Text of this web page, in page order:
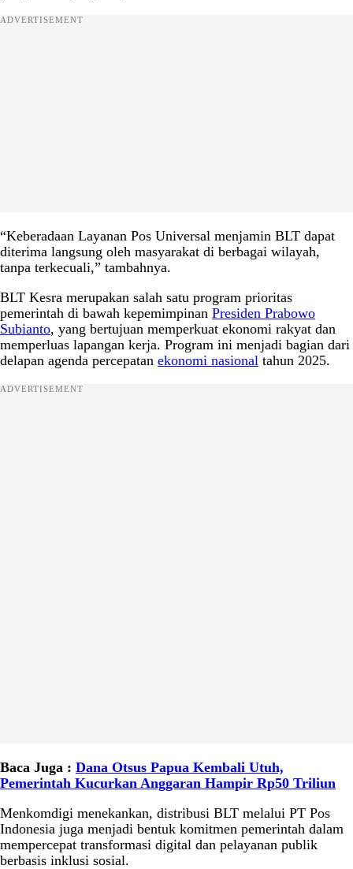
ADVERTISEMENT
“Keberadaan Layanan Pos Universal menjamin BLT dapat
diterima langsung oleh masyarakat di berbagai wilayah,
tanpa terkecuali,” tambahnya.
BLT Kesra merupakan salah satu program prioritas
pemerintah di bawah kepemimpinan Presiden Prabowo
Subianto, yang bertujuan memperkuat ekonomi rakyat dan
memperluas lapangan kerja. Program ini menjadi bagian dari
delapan agenda percepatan ekonomi nasional tahun 2025.
ADVERTISEMENT
Baca Juga : Dana Otsus Papua Kembali Utuh,
Pemerintah Kucurkan Anggaran Hampir Rp50 Triliun
Menkomdigi menekankan, distribusi BLT melalui PT Pos
Indonesia juga menjadi bentuk komitmen pemerintah dalam
mempercepat transformasi digital dan pelayanan publik
berbasis inklusi sosial.